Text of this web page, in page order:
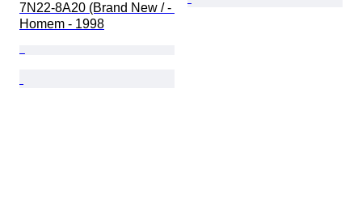
7N22-8A20 (Brand New / -
Homem - 1998